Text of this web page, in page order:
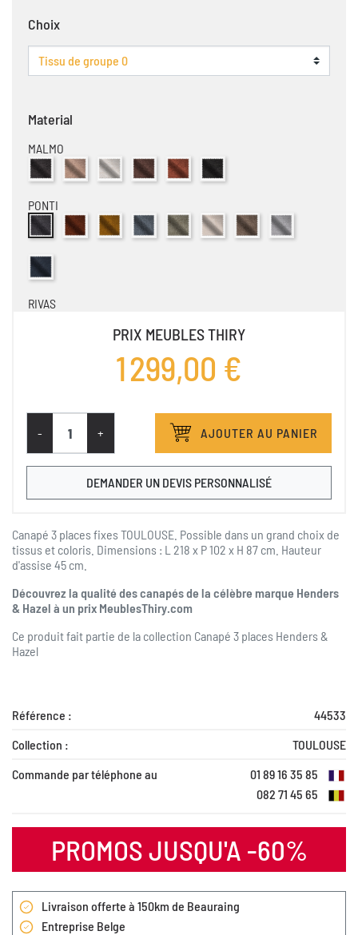
Choix
Material
MALMO
Tissu Malmo Anthracite
Tissu Malmo Camel
Tissu Malmo Creme
Tissu Malmo Espresso
Tissu Malmo Cuivre
Tissu Malmo Moir
PONTI
Tissu Ponti Anthracite
Tissu Ponti Cuivre
Tissu Ponti Ocre
Tissu Ponti Sky Blue
Tissu Ponti Olive
Tissu Ponti Creme
Tissu Ponti Marron
Tissu Ponti Ice
Tissu Ponti Bleu Fonce
RIVAS
Tissu Rivas Taupe
Tissu Rivas Rose Pale
Tissu Santini Antracite
Tissu Santini Creme
Tissu Santini Corail
Tissu Santini Liver
Tissu Santini Ocre
Tissu Santini Violet
Tissu Santini Vert
SANTOS
Tissu Santos Creme
Tissu Santos Ocre
PRIX MEUBLES THIRY
1 299,00 €
- + AJOUTER AU PANIER
DEMANDER UN DEVIS PERSONNALISÉ
Canapé 3 places fixes TOULOUSE. Possible dans un grand choix de
tissus et coloris. Dimensions : L 218 x P 102 x H 87 cm. Hauteur
d'assise 45 cm.
Découvrez la qualité des canapés de la célèbre marque Henders
& Hazel à un prix MeublesThiry.com
Ce produit fait partie de la collection Canapé 3 places Henders &
Hazel
Référence :
44533
Collection :
TOULOUSE
Commande par téléphone au
01 89 16 35 85
082 71 45 65
PROMOS JUSQU'A -60%
Livraison offerte à 150km de Beauraing
Entreprise Belge